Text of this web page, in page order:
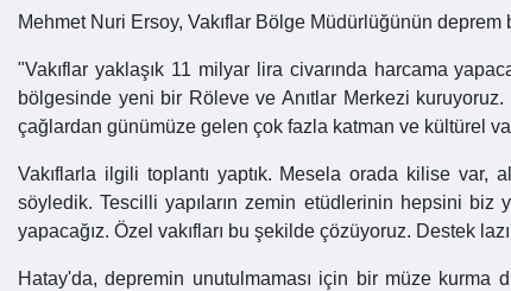
Mehmet Nuri Ersoy, Vakıflar Bölge Müdürlüğünün
"Vakıflar yaklaşık 11 milyar lira civarında harcama
bölgesinde yeni bir Röleve ve Anıtlar Merkezi
çağlardan günümüze gelen çok fazla katman ve kültürel
Vakıflarla ilgili toplantı yaptık. Mesela orada kilise var,
söyledik. Tescilli yapıların zemin etüdlerinin hepsini biz
yapacağız. Özel vakıfları bu şekilde çözüyoruz. Destek
Hatay'da, depremin unutulmaması için bir müze kurma